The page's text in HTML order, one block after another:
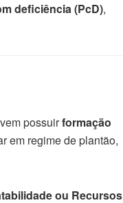
deficiência (PcD),
possuirformação
em regime de plantão,
ou Recursos